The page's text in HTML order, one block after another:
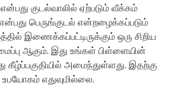
குடல்வாலில் ஏற்படும் வீக்கம்
பெருங்குடல் என்றழைக்கப்படும்
இணைக்கப்பட்டிருக்கும் ஒரு சிறிய
ஆகும். இது உங்கள் பிள்ளையின்
கீழ்ப்பகுதியில் அமைந்துள்ளது. இதற்கு
உபயோகம் எதுவுமில்லை.